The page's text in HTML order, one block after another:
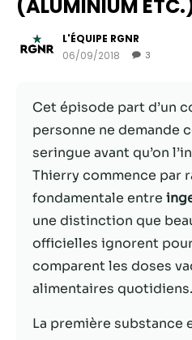
(ALUMINIUM
L'ÉQUIPE RGNR
06/09/2018
3
Cet épisode part d’un
personne ne demande
seringue avant qu’on
Thierry commence par
fondamentale entre
une distinction que
officielles ignorent
comparent les doses
alimentaires quotidiens.
La première substance